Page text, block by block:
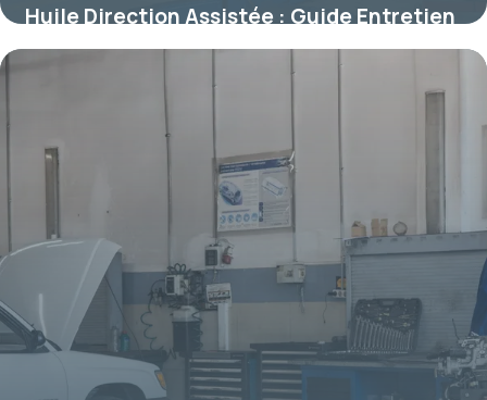
Huile Direction Assistée : Guide Entretien
11 juillet 2026